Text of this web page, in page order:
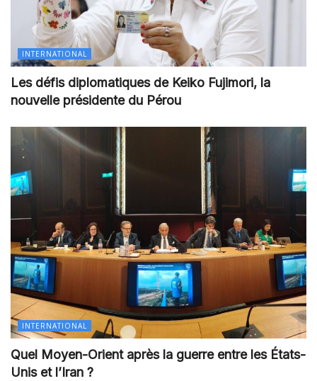
INTERNATIONAL
Les défis diplomatiques de Keiko Fujimori, la
nouvelle présidente du Pérou
INTERNATIONAL
Quel Moyen-Orient après la guerre entre les États-
Unis et l’Iran ?